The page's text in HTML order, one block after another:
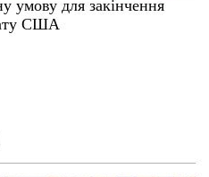
умову для закінчення
США